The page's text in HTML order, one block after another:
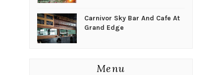
Carnivor Sky Bar And Cafe At
Grand Edge
Menu